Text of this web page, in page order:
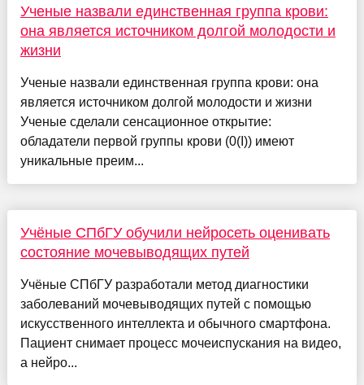
Ученые назвали единственная группа крови:
она является источником долгой молодости и
жизни
Ученые назвали единственная группа крови: она
является источником долгой молодости и жизни
Ученые сделали сенсационное открытие:
обладатели первой группы крови (0(I)) имеют
уникальные преим...
Учёные СПбГУ обучили нейросеть оценивать
состояние мочевыводящих путей
Учёные СПбГУ разработали метод диагностики
заболеваний мочевыводящих путей с помощью
искусственного интеллекта и обычного смартфона.
Пациент снимает процесс мочеиспускания на видео,
а нейро...